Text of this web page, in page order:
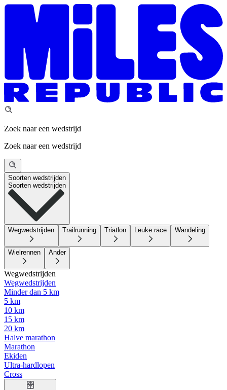
Zoek naar een wedstrijd
Zoek naar een wedstrijd
Soorten wedstrijden
Soorten wedstrijden
Wegwedstrijden Trailrunning Triatlon Leuke race Wandeling
Wielrennen Ander
Wegwedstrijden
Wegwedstrijden
Minder dan 5 km
5 km
10 km
15 km
20 km
Halve marathon
Marathon
Ekiden
Ultra-hardlopen
Cross